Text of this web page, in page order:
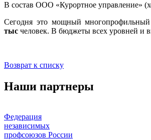
В состав ООО «Курортное управление»
Сегодня это мощный многопрофильный
тыс человек. В бюджеты всех уровней и
Возврат к списку
Наши партнеры
Федерация
независимых
профсоюзов России